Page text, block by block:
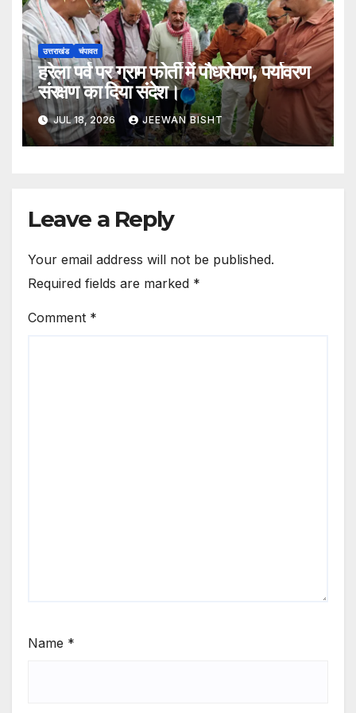
उत्तराखंड चंपावत
हरेला पर्व पर ग्राम फोर्ती में पौधरोपण, पर्यावरण
संरक्षण का दिया संदेश।
JUL 18, 2026 JEEWAN BISHT
Leave a Reply
Your email address will not be published.
Required fields are marked *
Comment *
Name *